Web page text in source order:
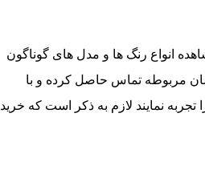
انواع رنگ ها و مدل های گوناگون
مربوطه تماس حاصل کرده و با
نمایند لازم به ذکر است که خرید